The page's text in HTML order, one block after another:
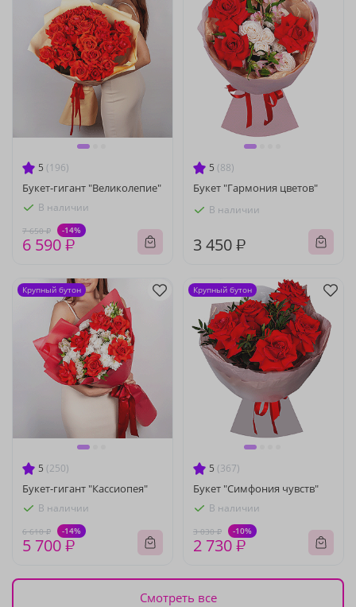
5 (196)
Букет-гигант "Великолепие"
В наличии
7 650 ₽ -14%
6 590 ₽
5 (88)
Букет "Гармония цветов"
В наличии
3 450 ₽
5 (250)
Букет-гигант "Кассиопея"
В наличии
6 610 ₽ -14%
5 700 ₽
Крупный бутон
5 (367)
Букет "Симфония чувств"
В наличии
3 030 ₽ -10%
2 730 ₽
Крупный бутон
Смотреть все